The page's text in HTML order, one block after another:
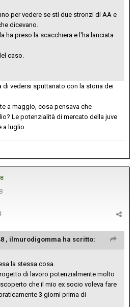
per vedere se sti due stronzi di AA e
dicevano.
ha preso la scacchiera e l'ha lanciata
caso.
di vedersi sputtanato con la storia dei
a maggio, cosa pensava che
Le potenzialità di mercato della juve
a luglio.
, ilmurodigomma ha scritto:
la stessa cosa.
di lavoro potenzialmente molto
che il mio ex socio voleva fare
3 giorni prima di